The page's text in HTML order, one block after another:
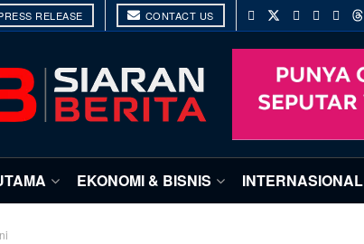
RELEASE CONTACT US
EKONOMI & BISNIS INTERNASIONAL